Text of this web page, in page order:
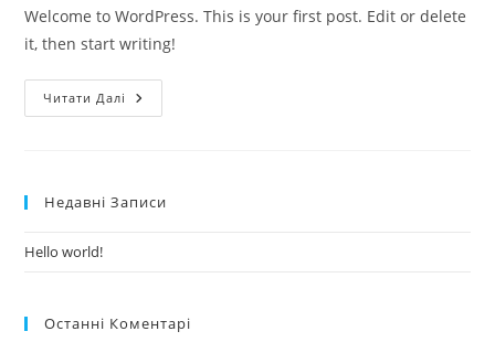
Welcome to WordPress. This is your first post. Edit or delete
it, then start writing!
Читати Далі Hello
World!
Недавні Записи
Hello world!
Останні Коментарі